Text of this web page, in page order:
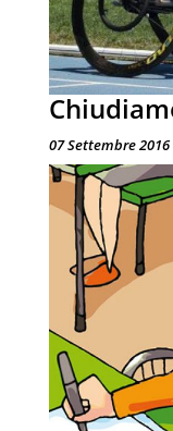
07 Settembre 2016